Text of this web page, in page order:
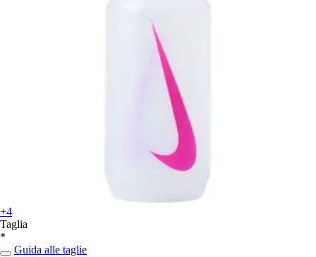
+4
Taglia
*
Guida alle taglie